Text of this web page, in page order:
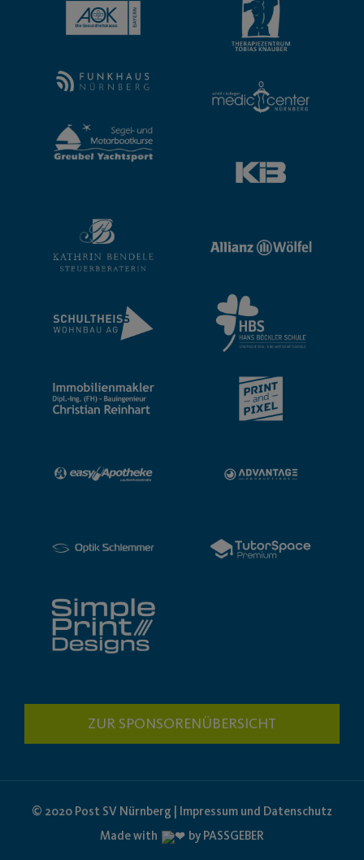
ZUR SPONSORENÜBERSICHT
© 2020 Post SV Nürnberg | Impressum und Datenschutz
Made with
by PASSGEBER